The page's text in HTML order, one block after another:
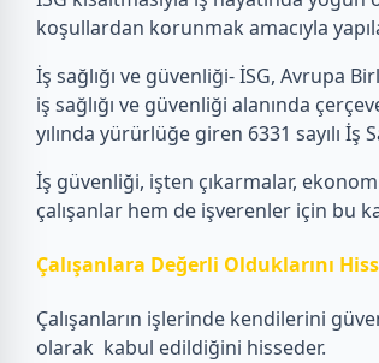
koşullardan korunmak amacıyla
İş sağlığı ve güvenliği- İSG, Avrupa
iş sağlığı ve güvenliği alanında
yılında yürürlüğe giren 6331 sayılı
İş güvenliği, işten çıkarmalar,
çalışanlar hem de işverenler için bu
Çalışanlara Değerli Olduklarını
Çalışanların işlerinde kendilerini
olarak kabul edildiğini hisseder.